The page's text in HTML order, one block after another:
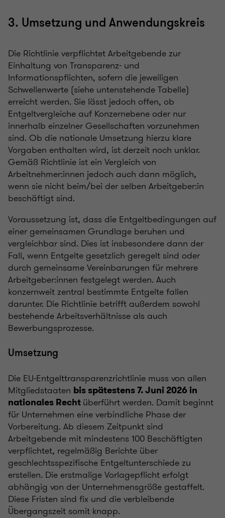
3. Umsetzung und Anwendungskreis
Die Richtlinie verpflichtet Arbeitgebende zur
Einhaltung von Transparenz- und
Informationspflichten, sofern die jeweiligen
Schwellenwerte (siehe untenstehende Tabelle)
erreicht werden. Sie lässt jedoch offen, ob
Entgeltvergleiche auf Konzernebene oder nur
innerhalb einzelner Gesellschaften vorzunehmen
sind. Ob die nationale Umsetzung hierzu klare
Vorgaben enthalten wird, ist derzeit noch unklar.
Gemäß Richtlinie ist ein Vergleich von
Arbeitnehmer:innen jedoch auch dann möglich,
wenn sie nicht beim/bei der selben Arbeitgeber:in
beschäftigt sind.
Voraussetzung ist, dass die Entgeltbedingungen auf
einer gemeinsamen Grundlage beruhen und
vergleichbar sind. Dies ist insbesondere dann der
Fall, wenn Entgelte gesetzlich geregelt sind oder
durch gemeinsame Vereinbarungen für mehrere
Arbeitgeber:innen festgelegt werden. Auch
konzernweit zentral bestimmte Entgelte fallen
darunter. Die Richtlinie betrifft außerdem sowohl
bestehende Arbeitsverhältnisse als auch
Bewerbungsprozesse.
Umsetzung
Die EU‑Entgelttransparenzrichtlinie muss von allen
Mitgliedstaaten bis spätestens 7. Juni 2026 in
nationales Recht überführt werden. Damit beginnt
für Unternehmen eine verbindliche Phase der
Vorbereitung. Ab diesem Zeitpunkt sind
Arbeitgebende mit mindestens 100 Beschäftigten
verpflichtet, regelmäßig Berichte über
geschlechtsspezifische Entgeltunterschiede zu
erstellen. Die erstmalige Vorlagepflicht erfolgt
abhängig von der Unternehmensgröße gestaffelt.
Diese Fristen sind fix und die verbleibende
Übergangszeit somit knapp.